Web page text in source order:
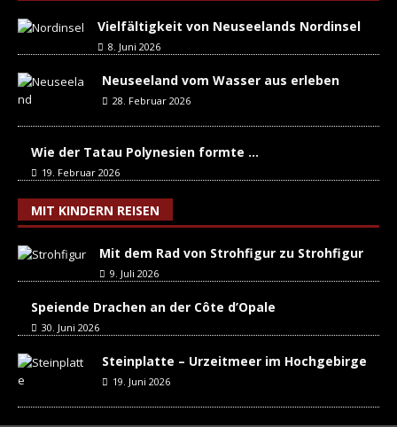
Vielfältigkeit von Neuseelands Nordinsel
8. Juni 2026
Neuseeland vom Wasser aus erleben
28. Februar 2026
Wie der Tatau Polynesien formte …
19. Februar 2026
MIT KINDERN REISEN
Mit dem Rad von Strohfigur zu Strohfigur
9. Juli 2026
Speiende Drachen an der Côte d’Opale
30. Juni 2026
Steinplatte – Urzeitmeer im Hochgebirge
19. Juni 2026